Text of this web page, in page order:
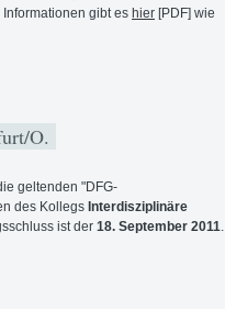
gibt es hier [PDF] wie
O.
geltenden "DFG-
des Kollegs Interdisziplinäre
ist der 18. September 2011.